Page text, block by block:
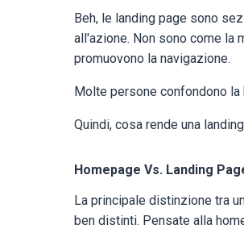
Beh, le landing page sono
all'azione. Non sono come la
promuovono la navigazione.
Molte persone confondono la
Quindi, cosa rende una
Homepage Vs. Landing
La principale distinzione tra
ben distinti. Pensate alla